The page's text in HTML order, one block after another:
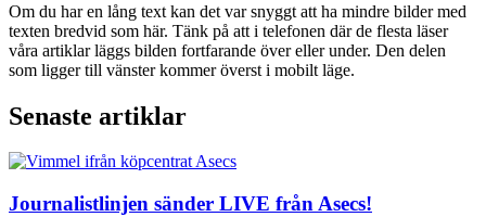
Om du har en lång text kan det var snyggt att ha mindre bilder med
texten bredvid som här. Tänk på att i telefonen där de flesta läser
våra artiklar läggs bilden fortfarande över eller under. Den delen
som ligger till vänster kommer överst i mobilt läge.
Senaste artiklar
Journalistlinjen sänder LIVE från Asecs!